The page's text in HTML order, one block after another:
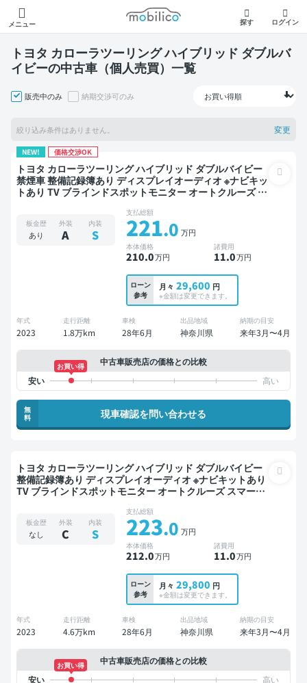
メニュー
モビリコ
探す ログイン
トヨタ カローラツーリング ハイブリッド ダブルバ
イビーの中古車（個人売買）一覧
販売中のみ 納期交渉可のみ
絞り込み条件はありません。 変更
NEW! 価格交渉OK
トヨタ カローラツーリング ハイブリッド ダブルバイビー
禁煙車 整備記録簿あり ディスプレイオーディオ ※ナビキッ
トあり TV ブラインドスポットモニター オートクルーズ ス
板金歴
あり
外装
A
内装
S
支払総額
221.0 万円
本体価格
210.0万円
諸費用
11.0万円
ローン
参考
月々 29,600 円
※金額は変更できます。
年式
2023
走行距離
1.8万km
車検
28年6月
出品地域
神奈川県
納期の目安
来年3月〜4月
中古車販売店の価格との比較
お買い得
無
料
現車確認を問い合わせる
トヨタ カローラツーリング ハイブリッド ダブルバイビー
整備記録簿あり ディスプレイオーディオ ※ナビキットあり
TV ブラインドスポットモニター オートクルーズ スマート
板金歴
なし
外装
C
内装
S
支払総額
223.0 万円
本体価格
212.0万円
諸費用
11.0万円
ローン
参考
月々 29,800 円
※金額は変更できます。
年式
2023
走行距離
4.6万km
車検
28年6月
出品地域
神奈川県
納期の目安
来年3月〜4月
中古車販売店の価格との比較
お買い得